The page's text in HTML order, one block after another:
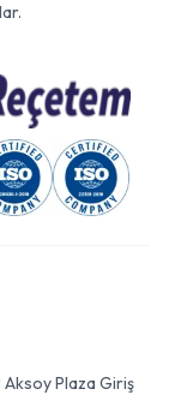
Aksoy Plaza Giriş